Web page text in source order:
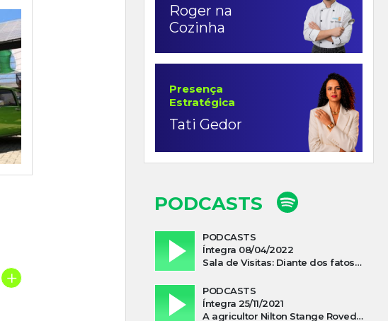
+
Roger na
Cozinha
Presença
Estratégica
Tati Gedor
PODCASTS
PODCASTS
Íntegra 08/04/2022
Sala de Visitas: Diante dos fatos que influenciam a economia o que podemos esperar de 2022
PODCASTS
Íntegra 25/11/2021
A agricultor Nilton Stange Roveda, afirma ter recebido ajuda espiritual durante acidente